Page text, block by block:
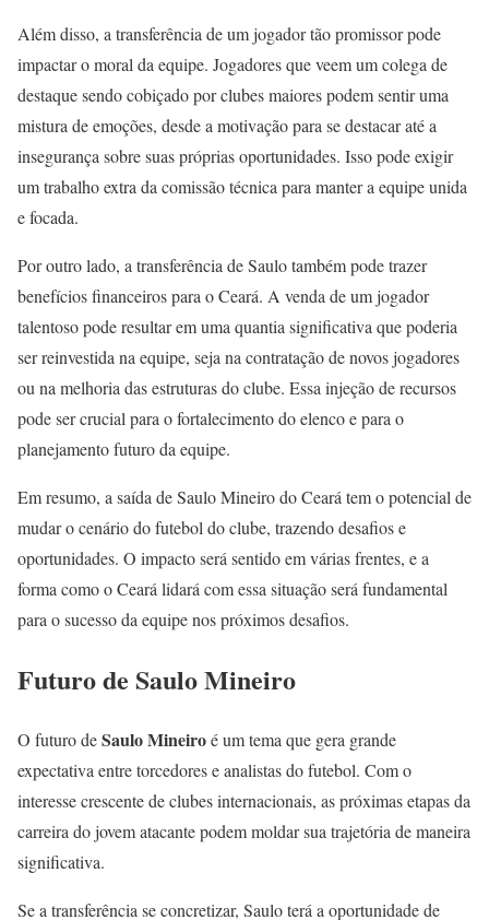
Além disso, a transferência de um jogador tão promissor pode
impactar o moral da equipe. Jogadores que veem um colega de
destaque sendo cobiçado por clubes maiores podem sentir uma
mistura de emoções, desde a motivação para se destacar até a
insegurança sobre suas próprias oportunidades. Isso pode exigir
um trabalho extra da comissão técnica para manter a equipe unida
e focada.
Por outro lado, a transferência de Saulo também pode trazer
benefícios financeiros para o Ceará. A venda de um jogador
talentoso pode resultar em uma quantia significativa que poderia
ser reinvestida na equipe, seja na contratação de novos jogadores
ou na melhoria das estruturas do clube. Essa injeção de recursos
pode ser crucial para o fortalecimento do elenco e para o
planejamento futuro da equipe.
Em resumo, a saída de Saulo Mineiro do Ceará tem o potencial de
mudar o cenário do futebol do clube, trazendo desafios e
oportunidades. O impacto será sentido em várias frentes, e a
forma como o Ceará lidará com essa situação será fundamental
para o sucesso da equipe nos próximos desafios.
Futuro de Saulo Mineiro
O futuro deSaulo Mineiroé um tema que gera grande
expectativa entre torcedores e analistas do futebol. Com o
interesse crescente de clubes internacionais, as próximas etapas da
carreira do jovem atacante podem moldar sua trajetória de maneira
significativa.
Se a transferência se concretizar, Saulo terá a oportunidade de